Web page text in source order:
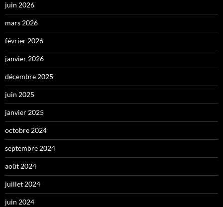
juin 2026
mars 2026
février 2026
janvier 2026
décembre 2025
juin 2025
janvier 2025
octobre 2024
septembre 2024
août 2024
juillet 2024
juin 2024